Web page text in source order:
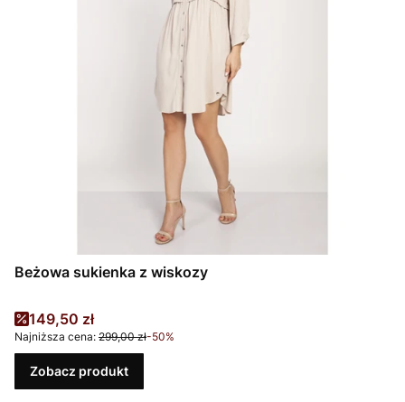
Beżowa sukienka z wiskozy
Cena promocyjna
149,50 zł
Najniższa cena: 299,00 zł-50%
Zobacz produkt